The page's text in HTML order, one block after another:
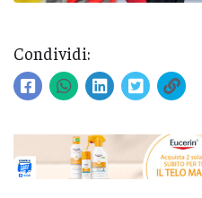
Condividi: